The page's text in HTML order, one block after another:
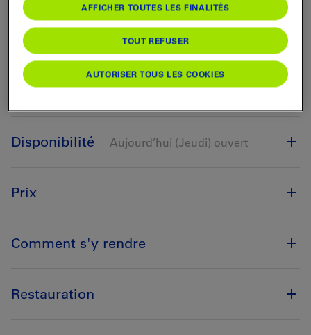
Itinéraire
Disponibilité Aujourd’hui (Jeudi) ouvert
Prix
Comment s'y rendre
Restauration
AFFICHER TOUTES LES FINALITÉS
TOUT REFUSER
AUTORISER TOUS LES COOKIES